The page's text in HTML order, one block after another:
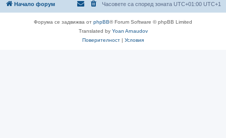
Начало форум Часовете са според зоната UTC+01:00 UTC+1
Форума се задвижва от phpBB® Forum Software © phpBB Limited
Translated by Yoan Arnaudov
Поверителност | Условия